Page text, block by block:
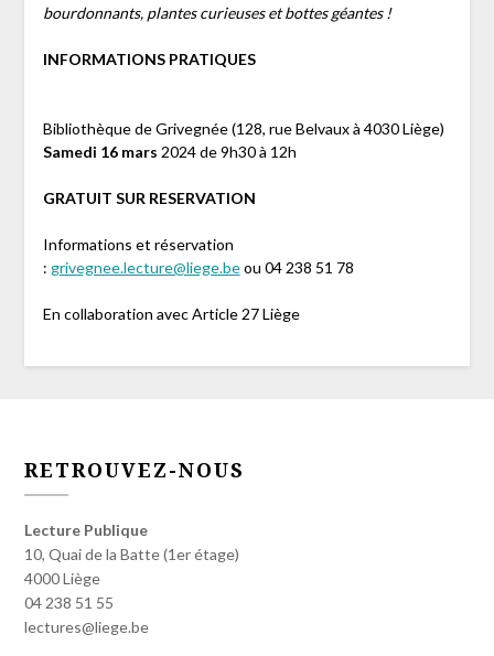
bourdonnants, plantes curieuses et bottes géantes !
INFORMATIONS PRATIQUES
Bibliothèque de Grivegnée (128, rue Belvaux à 4030 Liège)
Samedi 16 mars 2024 de 9h30 à 12h
GRATUIT SUR RESERVATION
Informations et réservation
: grivegnee.lecture@liege.beou 04 238 51 78
En collaboration avec Article 27 Liège
RETROUVEZ-NOUS
Lecture Publique
10, Quai de la Batte (1er étage)
4000 Liège
04 238 51 55
lectures@liege.be